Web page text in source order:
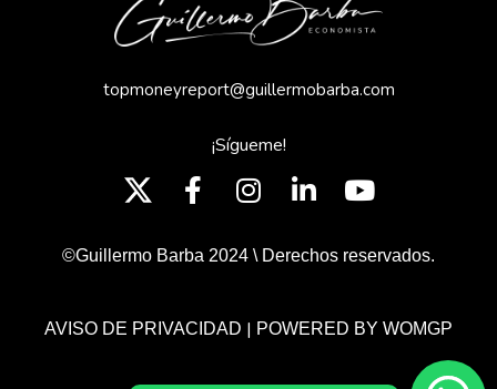
topmoneyreport@guillermobarba.com
¡Sígueme!
©Guillermo Barba 2024 \ Derechos reservados.
AVISO DE PRIVACIDAD | POWERED BY WOMGP